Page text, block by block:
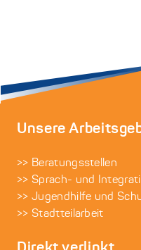
Unsere
>> Beratungsstellen
>> Sprach- und
>> Jugendhilfe und
>> Stadtteilarbeit